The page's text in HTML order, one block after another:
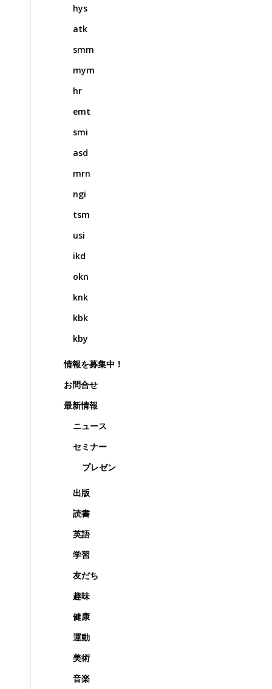
hys
atk
smm
mym
hr
emt
smi
asd
mrn
ngi
tsm
usi
ikd
okn
knk
kbk
kby
情報を募集中！
お問合せ
最新情報
ニュース
セミナー
プレゼン
出版
読書
英語
学習
友だち
趣味
健康
運動
美術
音楽